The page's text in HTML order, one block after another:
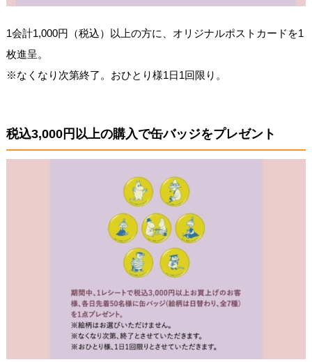
1会計1,000円（税込）以上の方に、オリジナルポストカードを1
枚進呈。
※なくなり次第終了。おひとり様1日1回限り。
税込3,000円以上の購入で缶バッジをプレゼント